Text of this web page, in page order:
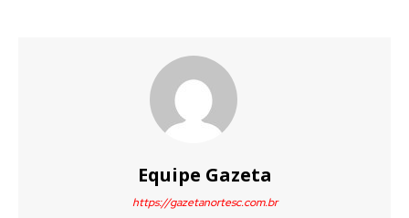
Equipe Gazeta
https://gazetanortesc.com.br